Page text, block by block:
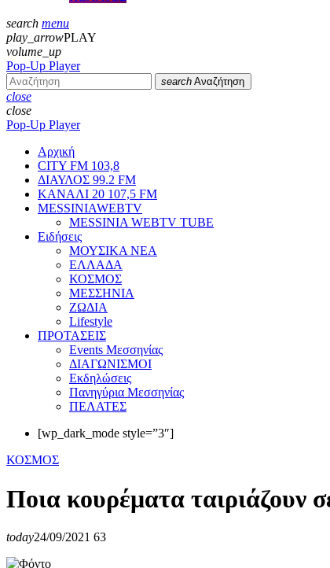
search menu
play_arrowPLAY
volume_up
Pop-Up Player
search Αναζήτηση
close
close
Pop-Up Player
Αρχική
CITY FM 103,8
ΔΙΑΥΛΟΣ 99.2 FM
ΚΑΝΑΛΙ 20 107,5 FM
MESSINIAWEBTV
MESSINIA WEBTV TUBE
Eιδήσεις
ΜΟΥΣΙΚΑ ΝΕΑ
ΕΛΛΑΔΑ
ΚΟΣΜΟΣ
ΜΕΣΣΗΝΙΑ
ΖΩΔΙΑ
Lifestyle
ΠΡΟΤΑΣΕΙΣ
Events Μεσσηνίας
ΔΙΑΓΩΝΙΣΜΟΙ
Εκδηλώσεις
Πανηγύρια Μεσσηνίας
ΠΕΛΑΤΕΣ
[wp_dark_mode style=”3″]
ΚΟΣΜΟΣ
Ποια κουρέματα ταιριάζουν
today24/09/2021 63